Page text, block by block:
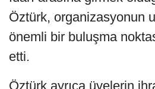
Öztürk, organizasyonun
önemli bir buluşma
etti.
Öztürk ayrıca üyelerin